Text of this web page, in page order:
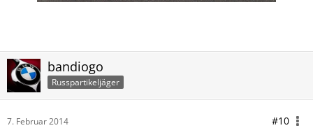
bandiogo
Russpartikeljäger
7. Februar 2014 #10